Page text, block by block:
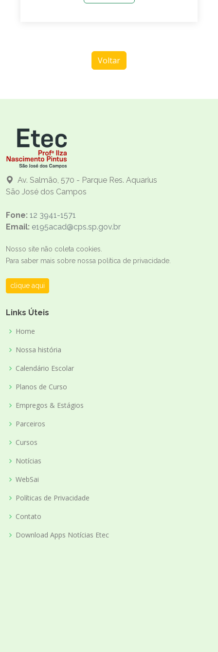
Voltar
Av. Salmão, 570 - Parque Res. Aquarius
São José dos Campos
Fone: 12 3941-1571
Email: e195acad@cps.sp.gov.br
Nosso site não coleta cookies.
Para saber mais sobre nossa política de privacidade.
clique aqui
Links Úteis
Home
Nossa história
Calendário Escolar
Planos de Curso
Empregos & Estágios
Parceiros
Cursos
Notícias
WebSai
Políticas de Privacidade
Contato
Download Apps Notícias Etec